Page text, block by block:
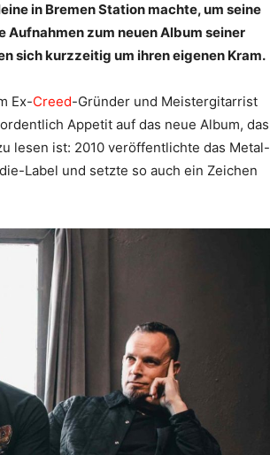
in Bremen Station machte, um seine
Aufnahmen zum neuen Album seiner
sich kurzzeitig um ihren eigenen Kram.
Ex-Creed-Gründer und Meistergitarrist
Appetit auf das neue Album, das
lesen ist: 2010 veröffentlichte das Metal-
Label und setzte so auch ein Zeichen